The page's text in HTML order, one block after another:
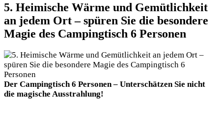
5. Heimische Wärme und Gemütlichkeit
an jedem Ort – spüren Sie die besondere
Magie des Campingtisch 6 Personen
Der Campingtisch 6 Personen – Unterschätzen Sie nicht
die magische Ausstrahlung!